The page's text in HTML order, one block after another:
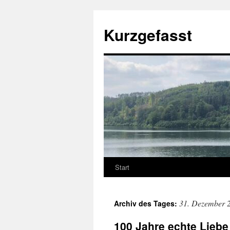
springen
Kurzgefasst
Start
Archiv des Tages: 31. Dezember
100 Jahre echte Liebe